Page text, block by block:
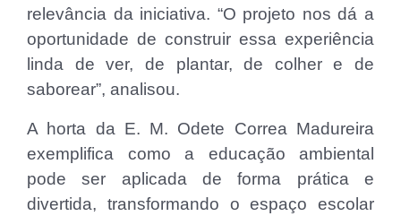
relevância da iniciativa. “O projeto nos dá a
oportunidade de construir essa experiência
linda de ver, de plantar, de colher e de
saborear”, analisou.
A horta da E. M. Odete Correa Madureira
exemplifica como a educação ambiental
pode ser aplicada de forma prática e
divertida, transformando o espaço escolar